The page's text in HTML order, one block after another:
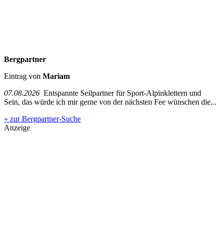
Bergpartner
Eintrag von Mariam
07.08.2026 Entspannte Seilpartner für Sport-Alpinklettern und
Sein, das würde ich mir gerne von der nächsten Fee wünschen die...
» zur Bergpartner-Suche
Anzeige